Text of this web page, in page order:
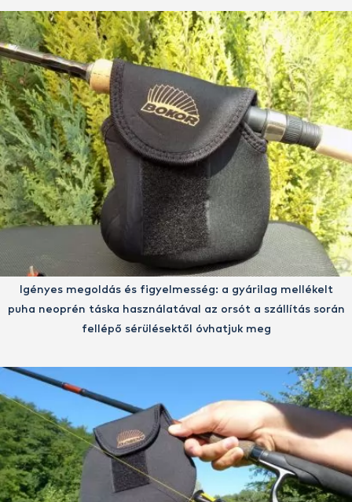
Igényes megoldás és figyelmesség: a gyárilag mellékelt
puha neoprén táska használatával az orsót a szállítás során
fellépő sérülésektől óvhatjuk meg